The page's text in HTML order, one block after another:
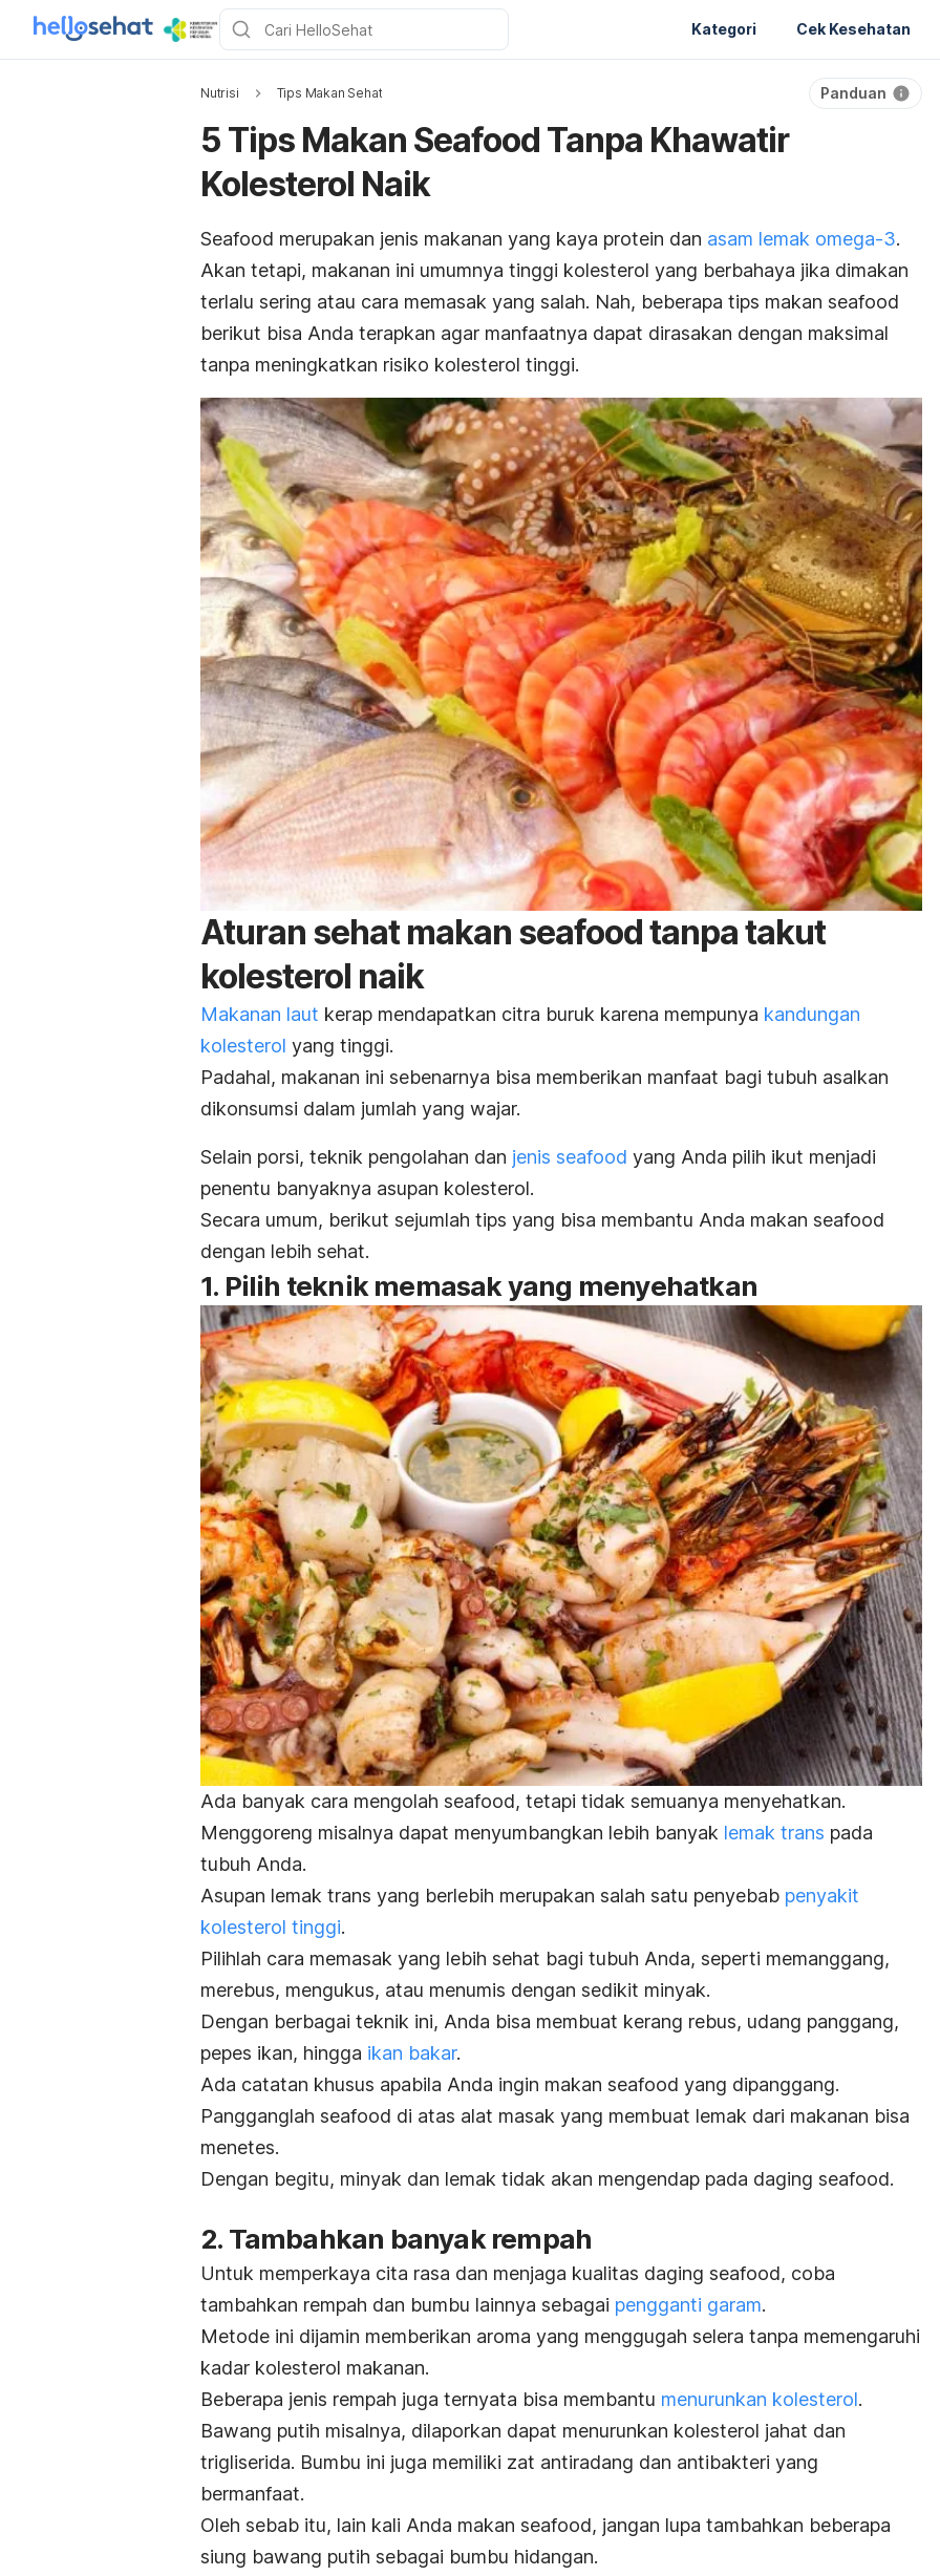
Kategori Cek Kesehatan
Nutrisi Tips Makan Sehat Panduan
5 Tips Makan Seafood Tanpa Khawatir
Kolesterol Naik
Seafood merupakan jenis makanan yang kaya protein dan asam lemak omega-3.
Akan tetapi, makanan ini umumnya tinggi kolesterol yang berbahaya jika dimakan
terlalu sering atau cara memasak yang salah. Nah, beberapa tips makan seafood
berikut bisa Anda terapkan agar manfaatnya dapat dirasakan dengan maksimal
tanpa meningkatkan risiko kolesterol tinggi.
Aturan sehat makan seafoodtanpa takut
kolesterol naik
Makanan laut kerap mendapatkan citra buruk karena mempunya kandungan
kolesterol yang tinggi.
Padahal, makanan ini sebenarnya bisa memberikan manfaat bagi tubuh asalkan
dikonsumsi dalam jumlah yang wajar.
Selain porsi, teknik pengolahan dan jenis seafood yang Anda pilih ikut menjadi
penentu banyaknya asupan kolesterol.
Secara umum, berikut sejumlah tips yang bisa membantu Anda makan seafood
dengan lebih sehat.
1. Pilih teknik memasak yang menyehatkan
Ada banyak cara mengolah seafood, tetapi tidak semuanya menyehatkan.
Menggoreng misalnya dapat menyumbangkan lebih banyak lemak trans pada
tubuh Anda.
Asupan lemak trans yang berlebih merupakan salah satu penyebab penyakit
kolesterol tinggi.
Pilihlah cara memasak yang lebih sehat bagi tubuh Anda, seperti memanggang,
merebus, mengukus, atau menumis dengan sedikit minyak.
Dengan berbagai teknik ini, Anda bisa membuat kerang rebus, udang panggang,
pepes ikan, hingga ikan bakar.
Ada catatan khusus apabila Anda ingin makan seafood yang dipanggang.
Pangganglah seafood di atas alat masak yang membuat lemak dari makanan bisa
menetes.
Dengan begitu, minyak dan lemak tidak akan mengendap pada daging seafood.
2. Tambahkan banyak rempah
Untuk memperkaya cita rasa dan menjaga kualitas daging seafood, coba
tambahkan rempah dan bumbu lainnya sebagai pengganti garam.
Metode ini dijamin memberikan aroma yang menggugah selera tanpa memengaruhi
kadar kolesterol makanan.
Beberapa jenis rempah juga ternyata bisa membantu menurunkan kolesterol.
Bawang putih misalnya, dilaporkan dapat menurunkan kolesterol jahat dan
trigliserida. Bumbu ini juga memiliki zat antiradang dan antibakteri yang
bermanfaat.
Oleh sebab itu, lain kali Anda makan seafood, jangan lupa tambahkan beberapa
siung bawang putih sebagai bumbu hidangan.